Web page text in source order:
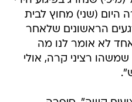
סיפרה היום (שני) מחוץ לבית
הראשונים שלאחר
אחד לא אומר לנו מה
רציני קרה, אולי